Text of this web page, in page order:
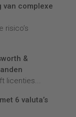
van complexe
risico’s
&
licenties...
6 valuta’s